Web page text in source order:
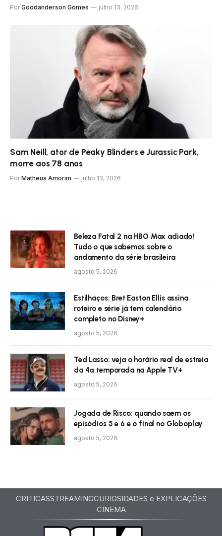
Por Goodanderson Gomes julho 13, 2026
Sam Neill, ator de Peaky Blinders e Jurassic Park,
morre aos 78 anos
Por Matheus Amorim julho 13, 2026
Beleza Fatal 2 na HBO Max adiado!
Tudo o que sabemos sobre o
andamento da série brasileira
agosto 5, 2026
Estilhaços: Bret Easton Ellis assina
roteiro e série já tem calendário
completo no Disney+
agosto 5, 2026
Ted Lasso: veja o horário real de estreia
da 4ª temporada na Apple TV+
agosto 5, 2026
Jogada de Risco: quando saem os
episódios 5 e 6 e o final no Globoplay
agosto 5, 2026
CRITICASSTREAMINGCURIOSIDADES e EXPLICAÇÕES
CINEMA